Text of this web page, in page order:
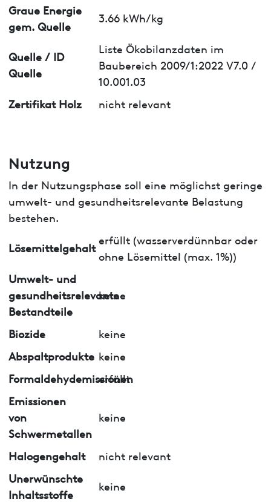
Graue Energie
gem. Quelle
3.66 kWh/kg
Quelle / ID
Quelle
Liste Ökobilanzdaten im
Baubereich 2009/1:2022 V7.0 /
10.001.03
Zertifikat Holz
nicht relevant
Nutzung
In der Nutzungsphase soll eine möglichst geringe
umwelt- und gesundheitsrelevante Belastung
bestehen.
Lösemittelgehalt
erfüllt (wasserverdünnbar oder
ohne Lösemittel (max. 1%))
Umwelt- und
gesundheitsrelevante
Bestandteile
keine
Biozide
keine
Abspaltprodukte keine
Formaldehydemissionen
erfüllt
Emissionen
von
Schwermetallen
keine
Halogengehalt
nicht relevant
Unerwünschte
Inhaltsstoffe
keine